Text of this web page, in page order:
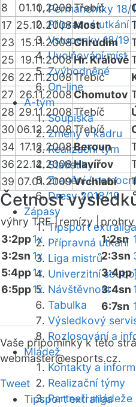
Permanentky 18/
Přípravná utkání
Vstupenky 18/19
Uvolňování míst
Zvýhodněné
On-line
A-tým
Soupiska
Změny v kádru
Realizační tým
Statistiky
Zranění /
Dresy 2018/19
Zápasy
Tipsport extraliga
Přípravná utkání
Liga mistrů
Univerzitní souboj
Návštěvnost
Tabulka
Výsledkový
Rozlosování a
Mládež
Kontakty a
Realizační týmy
Partneři mládeže
8 01.10.2008Třebíč
17 25.10.2008Most
23 15.11.2008Chrudim
25 19.11.2008Hr. Králové
26 22.11.2008Třebíč
27 26.11.2008 Chomutov
28 29.11.2008Třebíč
30 06.12.2008Třebíč
34 17.12.2008Beroun
36 22.12.2008Havířov
39 07.01.2009Vrchlabí
Četnost
výhry TRE | remízy |
prohry
3:2pp1x
3:2sn 1x
5:4pp1x
6:5pp1x
1:2sn
2:3sn
3:4pp
3:4sn
6:7sn
Vaše připomínky k této
webmaster@esports.cz.
Tweet
Tipsport extraliga